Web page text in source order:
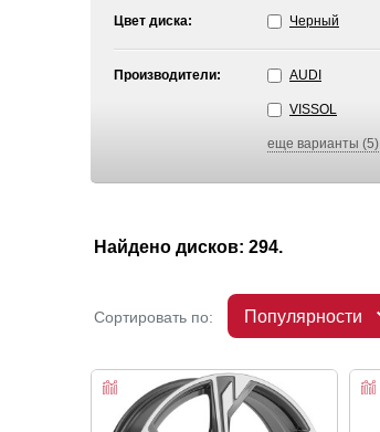
Цвет диска: Черный
Производители: AUDI
VISSOL
еще варианты (5)
Найдено дисков: 294.
Сортировать по: Популярности